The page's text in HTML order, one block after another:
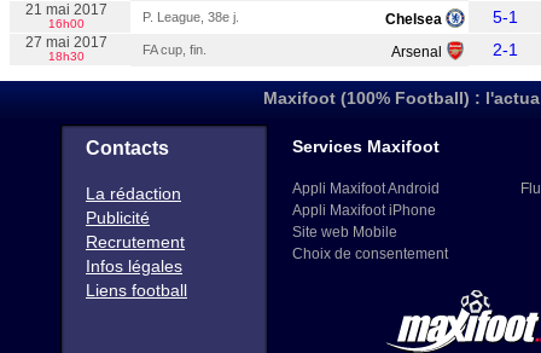
21 mai 2017
16h00 P. League, 38e j. Chelsea 5-1
27 mai 2017
18h30 FA cup, fin. Arsenal 2-1
Maxifoot (100% Football) :
Contacts
La rédaction
Publicité
Recrutement
Infos légales
Liens football
Services Maxifoot
Appli Maxifoot Android
Appli Maxifoot iPhone
Site web Mobile
Choix de consentement